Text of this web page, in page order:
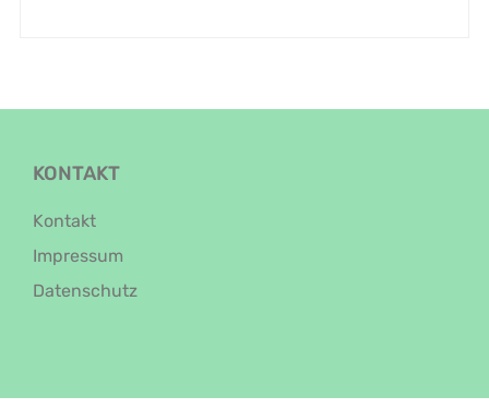
KONTAKT
Kontakt
Impressum
Datenschutz